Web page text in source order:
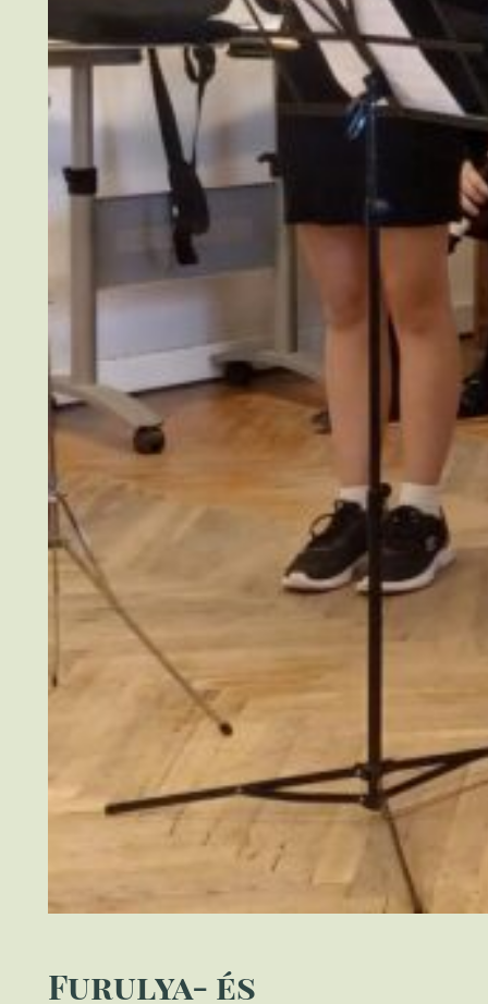
Furulya- és